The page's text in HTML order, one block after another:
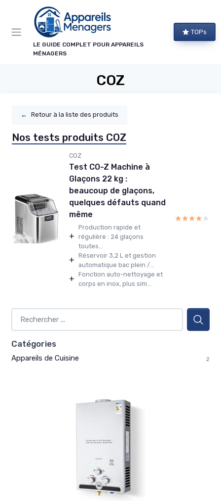
LE GUIDE COMPLET POUR APPAREILS
MÉNAGERS
TOPs
COZ
← Retour à la liste des produits
Nos tests produits COZ
COZ
Test CO-Z Machine à
Glaçons 22 kg :
beaucoup de glaçons,
quelques défauts quand
même
+
Production rapide et
régulière : 24 glaçons
toutes...
+ Réservoir 3,2 L et gestion
automatique bac plein /...
+ Fonction auto-nettoyage et
corps en inox, plus sim...
★★★★★
★★★★★
Catégories
Appareils de Cuisine 2
Panneau de gestion des cookies